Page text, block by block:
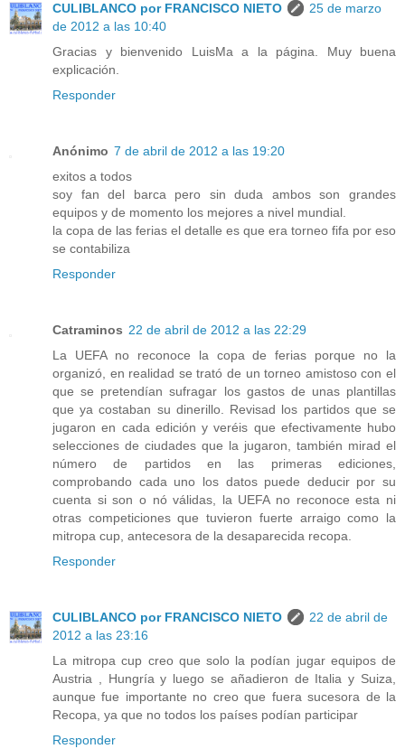
CULIBLANCO por FRANCISCO NIETO
25 de marzo
de 2012 a las 10:40
Gracias y bienvenido LuisMa a la página. Muy buena
explicación.
Responder
Anónimo 7 de abril de 2012 a las 19:20
exitos a todos
soy fan del barca pero sin duda ambos son grandes
equipos y de momento los mejores a nivel mundial.
la copa de las ferias el detalle es que era torneo fifa por eso
se contabiliza
Responder
Catraminos 22 de abril de 2012 a las 22:29
La UEFA no reconoce la copa de ferias porque no la
organizó, en realidad se trató de un torneo amistoso con el
que se pretendían sufragar los gastos de unas plantillas
que ya costaban su dinerillo. Revisad los partidos que se
jugaron en cada edición y veréis que efectivamente hubo
selecciones de ciudades que la jugaron, también mirad el
número de partidos en las primeras ediciones,
comprobando cada uno los datos puede deducir por su
cuenta si son o nó válidas, la UEFA no reconoce esta ni
otras competiciones que tuvieron fuerte arraigo como la
mitropa cup, antecesora de la desaparecida recopa.
Responder
CULIBLANCO por FRANCISCO NIETO
22 de abril de
2012 a las 23:16
La mitropa cup creo que solo la podían jugar equipos de
Austria , Hungría y luego se añadieron de Italia y Suiza,
aunque fue importante no creo que fuera sucesora de la
Recopa, ya que no todos los países podían participar
Responder